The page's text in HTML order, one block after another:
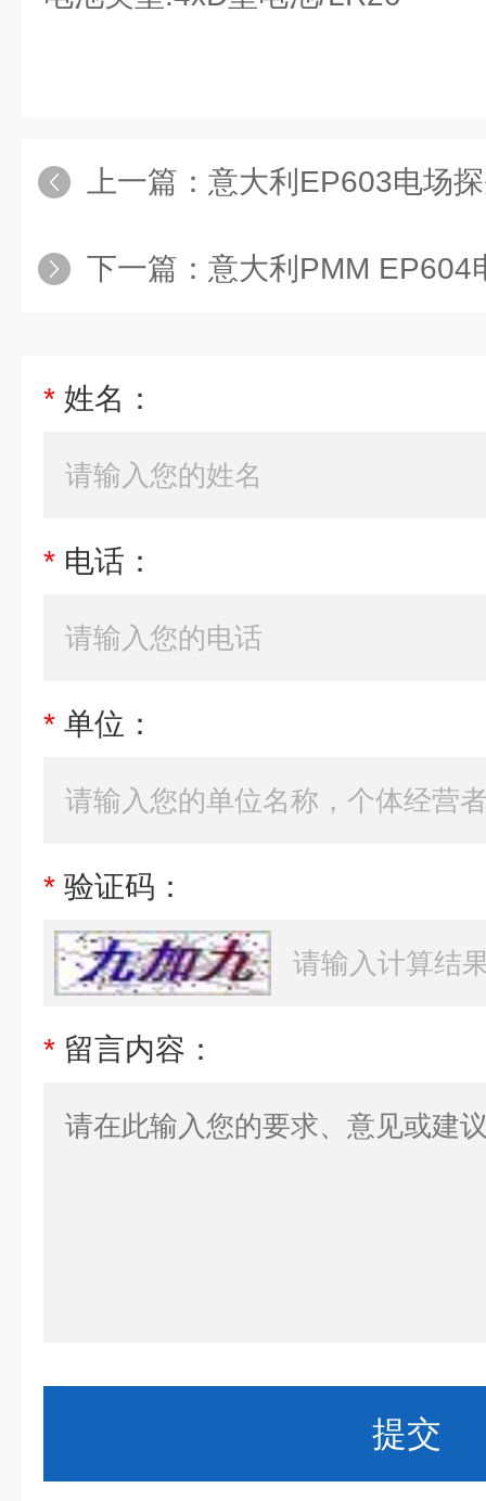
上一篇： 意大利EP603电场探头
下一篇： 意大利PMM EP604电
* 姓名：
* 电话：
* 单位：
* 验证码：
* 留言内容：